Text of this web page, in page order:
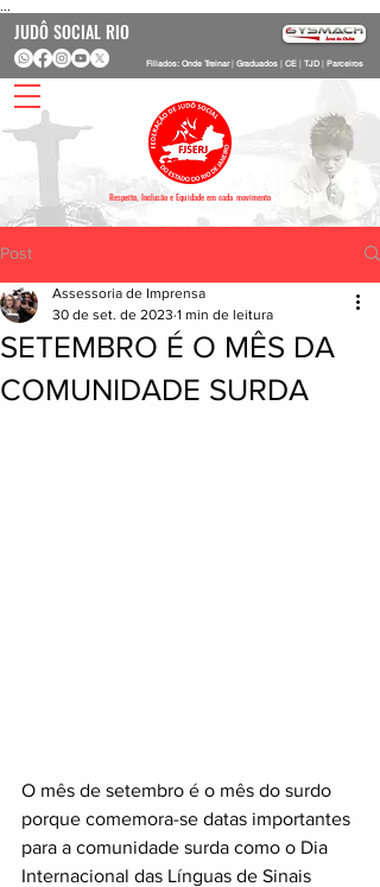
JUDÔ SOCIAL RIO
Filiados: Onde Treinar| Graduados | CE | TJD | Parceiros
Respeito, Inclusão e Equidade em cada movimento
Post
SETEMBRO É O MÊS DA
COMUNIDADE SURDA
Assessoria de Imprensa
30 de set. de 2023 1 min de leitura
O mês de setembro é o mês do surdo
porque comemora-se datas importantes
para a comunidade surda como o Dia
Internacional das Línguas de Sinais